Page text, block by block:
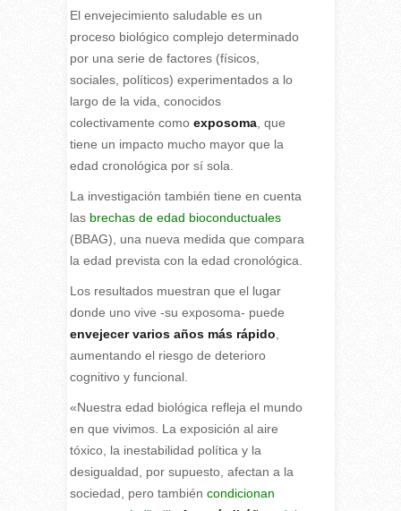
El envejecimiento saludable es un
proceso biológico complejo determinado
por una serie de factores (físicos,
sociales, políticos) experimentados a lo
largo de la vida, conocidos
colectivamente comoexposoma, que
tiene un impacto mucho mayor que la
edad cronológica por sí sola.
La investigación también tiene en cuenta
las brechas de edad bioconductuales
(BBAG), una nueva medida que compara
la edad prevista con la edad cronológica.
Los resultados muestran que el lugar
donde uno vive -su exposoma- puede
envejecer varios años más rápido
aumentando el riesgo de deterioro
cognitivo y funcional.
«Nuestra edad biológica refleja el mundo
en que vivimos. La exposición al aire
tóxico, la inestabilidad política y la
desigualdad, por supuesto, afectan a la
sociedad, pero también condicionan